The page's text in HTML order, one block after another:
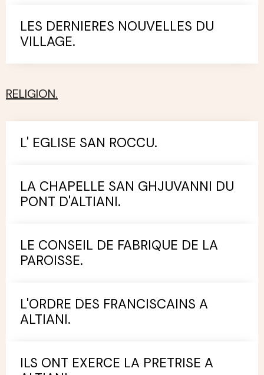
LES DERNIERES NOUVELLES DU
VILLAGE.
RELIGION.
L' EGLISE SAN ROCCU.
LA CHAPELLE SAN GHJUVANNI DU
PONT D'ALTIANI.
LE CONSEIL DE FABRIQUE DE LA
PAROISSE.
L'ORDRE DES FRANCISCAINS A
ALTIANI.
ILS ONT EXERCE LA PRETRISE A